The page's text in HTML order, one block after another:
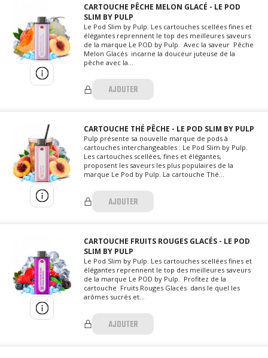
CARTOUCHE PÊCHE MELON GLACÉ - LE POD
SLIM BY PULP
Le Pod Slim by Pulp. Les cartouches scellées fines et
élégantes reprennent le top des meilleures saveurs
de la marque Le POD by Pulp. Avec la saveur Pêche
Melon Glacés incarne la douceur juteuse de la
pêche avec la...
AJOUTER
CARTOUCHE THÉ PÊCHE - LE POD SLIM BY PULP
Pulp présente sa nouvelle marque de pods à
cartouches interchangeables : Le Pod Slim by Pulp.
Les cartouches scellées, fines et élégantes,
proposent les saveurs les plus populaires de la
marque Le Pod by Pulp. La cartouche Thé...
AJOUTER
CARTOUCHE FRUITS ROUGES GLACÉS - LE POD
SLIM BY PULP
Le Pod Slim by Pulp. Les cartouches scellées fines et
élégantes reprennent le top des meilleures saveurs
de la marque Le POD by Pulp. Profitez de la
cartouche Fruits Rouges Glacés dans le quel les
arômes sucrés et...
AJOUTER